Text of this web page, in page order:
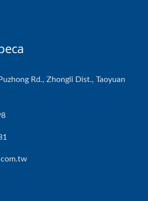
Rd., Zhongli Dist., Taoyuan